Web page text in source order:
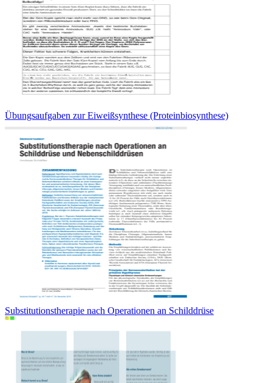
Übungsaufgaben zur Eiweißsynthese (Proteinbiosynthese)
Substitutionstherapie nach Operationen an Schilddrüse